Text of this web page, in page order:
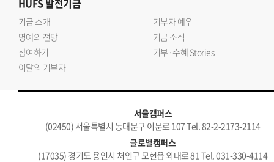
HUFS발전기금
기금 소개
기부자 예우
명예의 전당
기금 소식
참여하기
기부·수혜 Stories
이달의 기부자
서울캠퍼스
(02450) 서울특별시 동대문구 이문로 107 Tel. 82-2-2173-2114
글로벌캠퍼스
(17035) 경기도 용인시 처인구 모현읍 외대로 81 Tel. 031-330-4114